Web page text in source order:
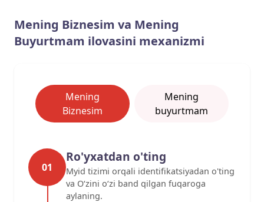
Mening Biznesim va Mening
Buyurtmam ilovasini mexanizmi
Mening
Biznesim
Mening
buyurtmam
01
Ro'yxatdan o'ting
Myid tizimi orqali identifikatsiyadan o'ting
va O‘zini o‘zi band qilgan fuqaroga
aylaning.